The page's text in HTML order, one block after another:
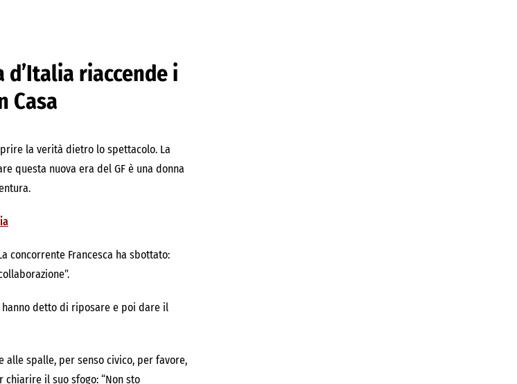
d’Italia riaccende i
Casa
la verità dietro lo spettacolo. La
questa nuova era del GF è una donna
concorrente Francesca ha sbottato:
hanno detto di riposare e poi dare il
alle spalle, per senso civico, per favore,
chiarire il suo sfogo: “Non sto